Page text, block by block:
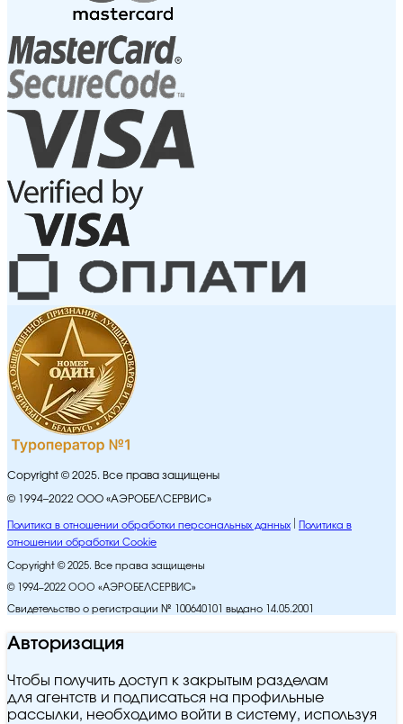
Copyright © 2025. Все права защищены
© 1994–2022 ООО «АЭРОБЕЛСЕРВИС»
Политика в отношении обработки персональных данных
Политика в
отношении обработки Cookie
Copyright © 2025. Все права защищены
© 1994–2022 ООО «АЭРОБЕЛСЕРВИС»
Свидетельство о регистрации № 100640101 выдано 14.05.2001
Авторизация
Чтобы получить доступ к закрытым разделам
для агентств и подписаться на профильные
рассылки, необходимо войти в систему, используя